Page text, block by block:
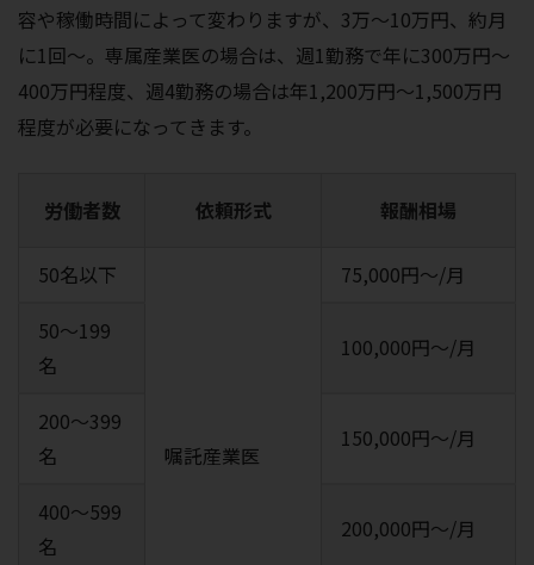
容や稼働時間によって変わりますが、3万～10万円、約月
に1回～。専属産業医の場合は、週1勤務で年に300万円〜
400万円程度、週4勤務の場合は年1,200万円〜1,500万円
程度が必要になってきます。
労働者数 依頼形式 報酬相場
50名以下
嘱託産業医
75,000円～/月
50～199
名
100,000円～/月
200～399
名
150,000円～/月
400～599
名
200,000円～/月